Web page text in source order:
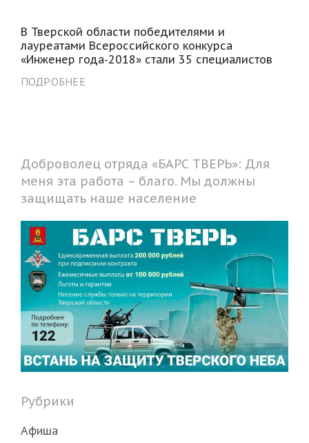
В Тверской области победителями и
лауреатами Всероссийского конкурса
«Инженер года-2018» стали 35 специалистов
ПОДРОБНЕЕ
Доброволец отряда «БАРС ТВЕРЬ»: Для
меня эта работа – благо. Мы должны
защищать наше население
Рубрики
Афиша